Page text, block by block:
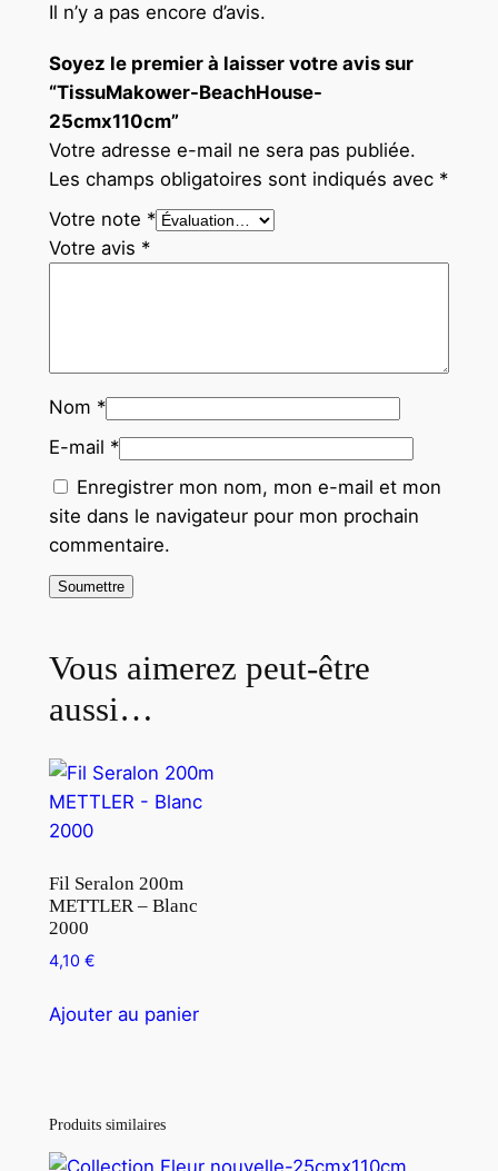
Il n’y a pas encore d’avis.
Soyez le premier à laisser votre avis sur
“TissuMakower-BeachHouse-
25cmx110cm”
Votre adresse e-mail ne sera pas publiée.
Les champs obligatoires sont indiqués avec *
Votre note *
Votre avis *
Nom *
E-mail *
Enregistrer mon nom, mon e-mail et mon
site dans le navigateur pour mon prochain
commentaire.
Vous aimerez peut-être
aussi…
Fil Seralon 200m
METTLER – Blanc
2000
4,10 €
Ajouter au panier
Produits similaires